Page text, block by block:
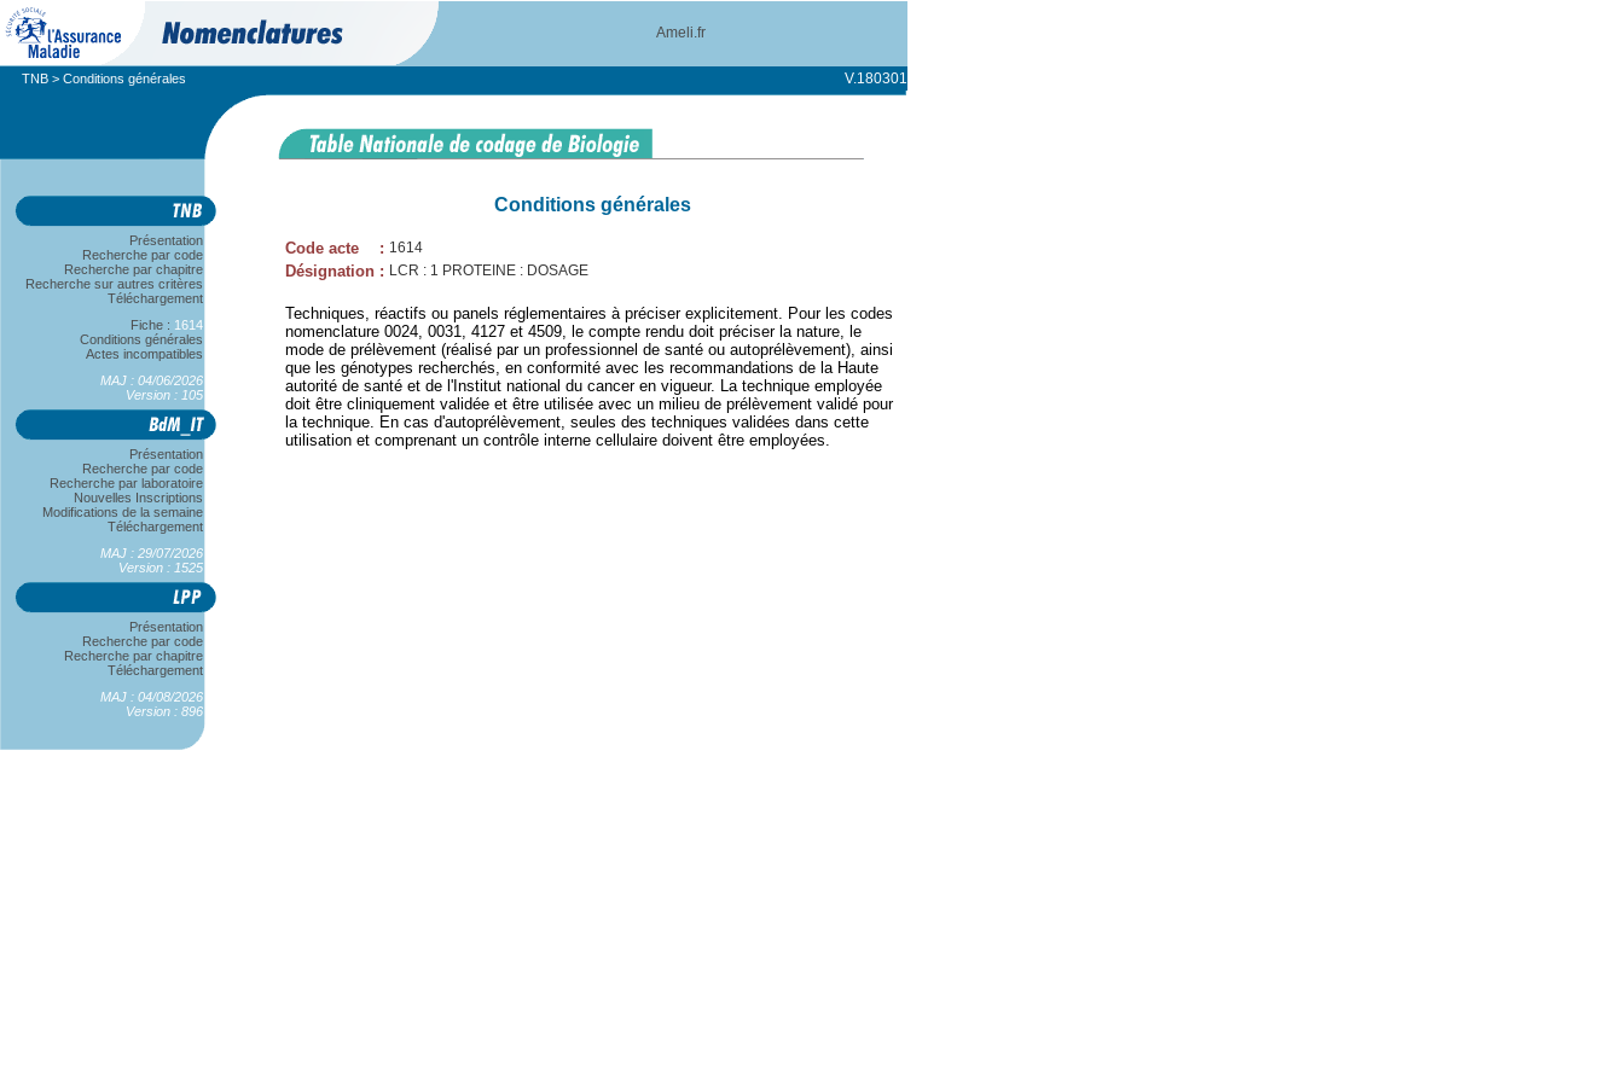
Ameli.fr
TNB > Conditions générales V.180301
Présentation
Recherche par code
Recherche par chapitre
Recherche sur autres critères
Téléchargement
Fiche : 1614
Conditions générales
Actes incompatibles
MAJ : 04/06/2026
Version : 105
Présentation
Recherche par code
Recherche par laboratoire
Nouvelles Inscriptions
Modifications de la semaine
Téléchargement
MAJ : 29/07/2026
Version : 1525
Présentation
Recherche par code
Recherche par chapitre
Téléchargement
MAJ : 04/08/2026
Version : 896
Conditions générales
Code acte : 1614
Désignation : LCR : 1 PROTEINE : DOSAGE
Techniques, réactifs ou panels réglementaires à préciser explicitement. Pour les codes
nomenclature 0024, 0031, 4127 et 4509, le compte rendu doit préciser la nature, le
mode de prélèvement (réalisé par un professionnel de santé ou autoprélèvement), ainsi
que les génotypes recherchés, en conformité avec les recommandations de la Haute
autorité de santé et de l'Institut national du cancer en vigueur. La technique employée
doit être cliniquement validée et être utilisée avec un milieu de prélèvement validé pour
la technique. En cas d'autoprélèvement, seules des techniques validées dans cette
utilisation et comprenant un contrôle interne cellulaire doivent être employées.